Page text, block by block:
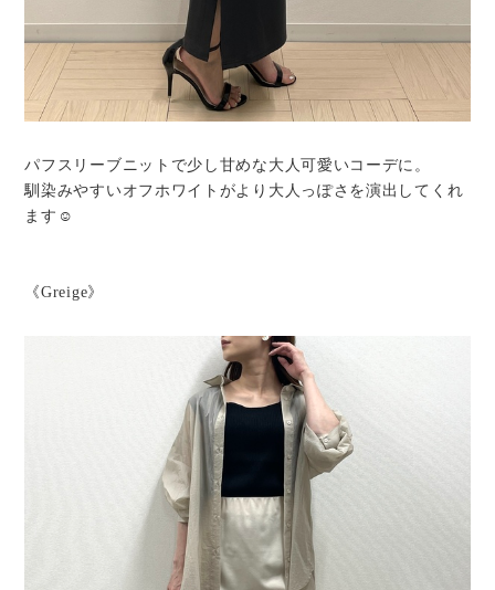
パフスリーブニットで少し甘めな大人可愛いコーデに。
馴染みやすいオフホワイトがより大人っぽさを演出してくれ
ます☺︎
《Greige》